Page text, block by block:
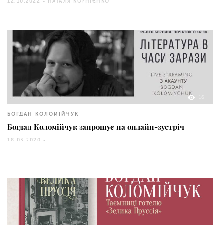
12.10.2022 - НАТАЛЯ КОРНІЄНКО
16
БОГДАН КОЛОМІЙЧУК
Богдан Коломійчук запрошує на онлайн-зустріч
18.03.2020 -